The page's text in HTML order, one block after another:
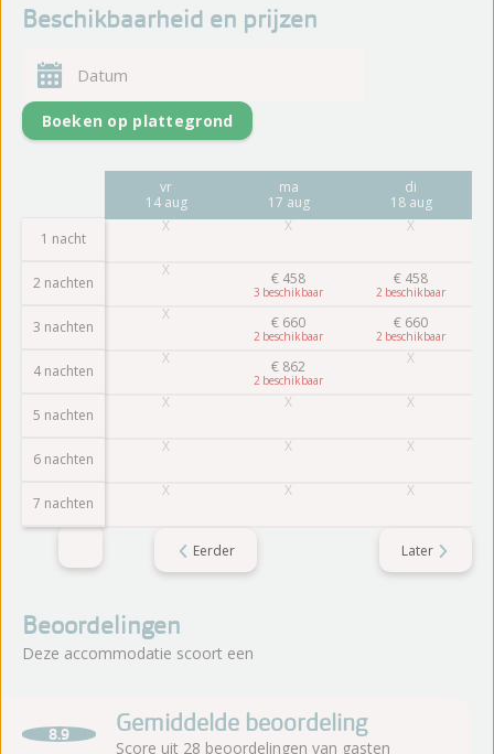
Beschikbaarheid en prijzen
Boeken op plattegrond
Eerder Later
1 nacht
2 nachten
3 nachten
4 nachten
5 nachten
6 nachten
7 nachten
vr
14 aug
ma
17 aug
€ 458
3
€ 660
2
€ 862
2
di
18 aug
€ 458
2
€ 660
2
Beoordelingen
Deze accommodatie scoort een
8.9 Gemiddelde beoordeling
Score uit 28 beoordelingen van gasten